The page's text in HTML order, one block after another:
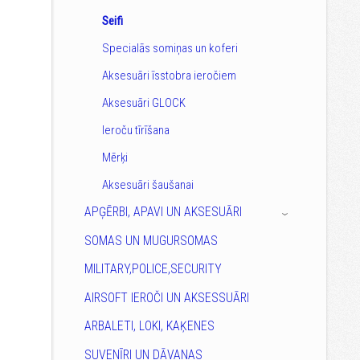
Seifi
Specialās somiņas un koferi
Aksesuāri īsstobra ieročiem
Aksesuāri GLOCK
Ieroču tīrīšana
Mērķi
Aksesuāri šaušanai
APĢĒRBI, APAVI UN AKSESUĀRI ›
SOMAS UN MUGURSOMAS
MILITARY,POLICE,SECURITY
AIRSOFT IEROČI UN AKSESSUĀRI
ARBALETI, LOKI, KAĶENES
SUVENĪRI UN DĀVANAS